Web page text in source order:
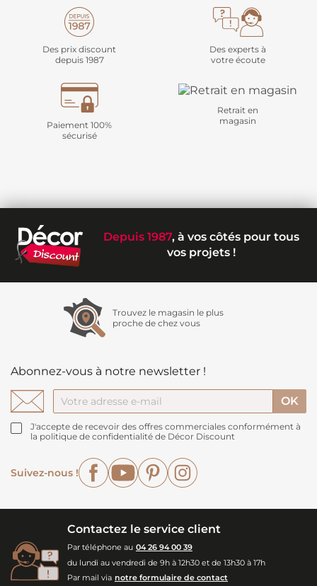
Des prix discount
depuis 1987
Des experts à
votre écoute
Paiement 100%
sécurisé
Retrait en
magasin
Depuis 1987, à vos côtés pour tous
vos projets !
Trouvez le magasin le plus
proche de chez vous
Abonnez-vous à notre newsletter !
J'accepte de recevoir des offres commerciales conformément à
la politique de confidentialité de Décor Discount
Suivez-nous !
FacebookYouTubePinterest
Contactez le service client
Par téléphone au 04 26 94 00 39
du lundi au vendredi de 9h à 12h30 et de 13h30 à 17h
Par mail via notre formulaire de contact